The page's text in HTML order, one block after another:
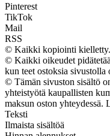
Pinterest
TikTok
Mail
RSS
© Kaikki kopiointi kielletty.
© Kaikki oikeudet
kun teet ostoksia
© Tämän sivuston sisältö
yhteistyötä kaupallisten
maksun oston
Teksti
Ilmaista sisältöä